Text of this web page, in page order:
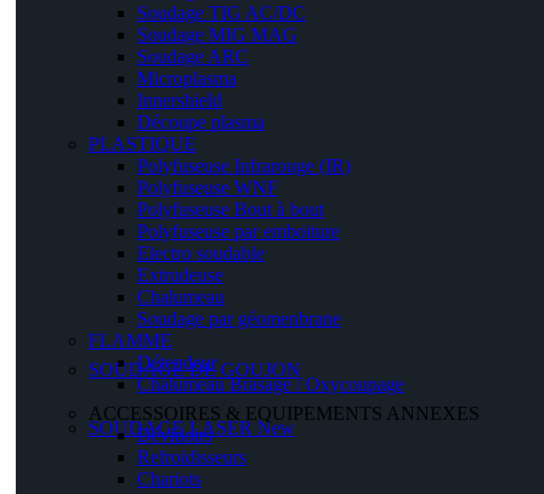
Soudage TIG AC/DC
Soudage MIG MAG
Soudage ARC
Microplasma
Innershield
Découpe plasma
PLASTIQUE
Polyfuseuse Infrarouge (IR)
Polyfuseuse WNF
Polyfuseuse Bout à bout
Polyfuseuse par emboiture
Electro soudable
Extrudeuse
Chalumeau
Soudage par géomenbrane
FLAMME
Détendeur
Chalumeau Brasage / Oxycoupage
SOUDAGE DE GOUJON
SOUDAGE LASER New
ACCESSOIRES & EQUIPEMENTS ANNEXES
Dévidoirs
Refroidisseurs
Chariots